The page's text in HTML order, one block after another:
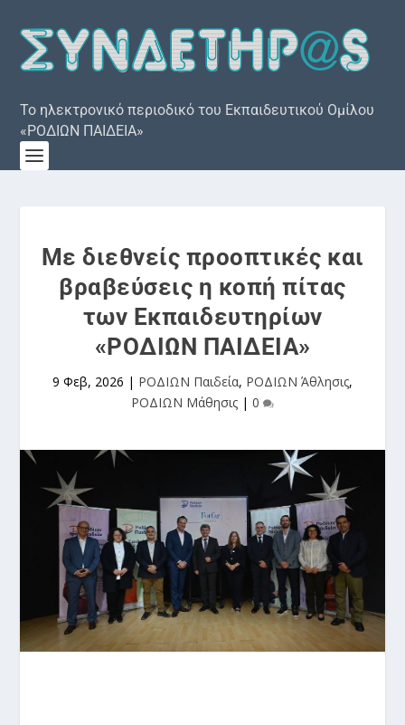
Το ηλεκτρονικό περιοδικό του Εκπαιδευτικού Ομίλου
«ΡΟΔΙΩΝ ΠΑΙΔΕΙΑ»
Με διεθνείς προοπτικές και
βραβεύσεις η κοπή πίτας
των Εκπαιδευτηρίων
«ΡΟΔΙΩΝ ΠΑΙΔΕΙΑ»
9 Φεβ, 2026 | ΡΟΔΙΩΝ Παιδεία, ΡΟΔΙΩΝ Άθλησις,
ΡΟΔΙΩΝ Μάθησις | 0